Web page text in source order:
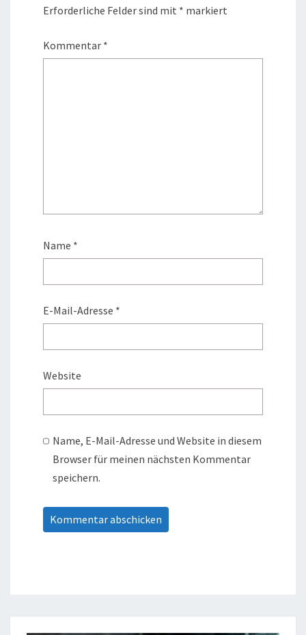
Erforderliche Felder sind mit * markiert
Kommentar *
Name *
E-Mail-Adresse *
Website
Name, E-Mail-Adresse und Website in diesem
Browser für meinen nächsten Kommentar
speichern.